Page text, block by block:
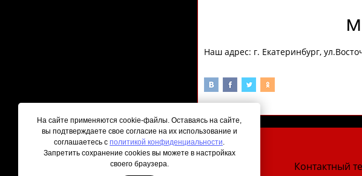
Наш адрес: г. Екатеринбург,
© 2026 Все права защищены Контактный
На сайте применяются cookie-файлы. Оставаясь на сайте,
вы подтверждаете свое согласие на их использование и
соглашаетесь с политикой конфиденциальности.
Запретить сохранение cookies вы можете в настройках
своего браузера.